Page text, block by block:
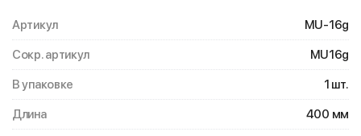
Артикул MU-16g
Сокр. артикул MU16g
В упаковке 1 шт.
Длина 400 мм